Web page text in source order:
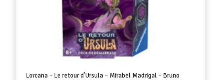
Lorcana – Le retour d’Ursula – Mirabel Madrigal – Bruno